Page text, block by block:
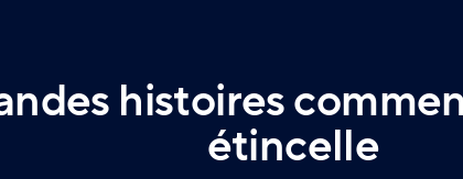
histoires
étincelle